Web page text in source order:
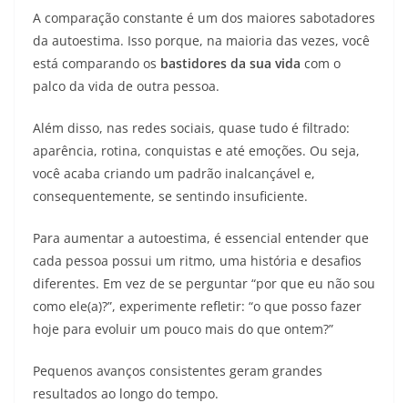
A comparação constante é um dos maiores sabotadores
da autoestima. Isso porque, na maioria das vezes, você
está comparando os bastidores da sua vida com o
palco da vida de outra pessoa.
Além disso, nas redes sociais, quase tudo é filtrado:
aparência, rotina, conquistas e até emoções. Ou seja,
você acaba criando um padrão inalcançável e,
consequentemente, se sentindo insuficiente.
Para aumentar a autoestima, é essencial entender que
cada pessoa possui um ritmo, uma história e desafios
diferentes. Em vez de se perguntar “por que eu não sou
como ele(a)?”, experimente refletir: “o que posso fazer
hoje para evoluir um pouco mais do que ontem?”
Pequenos avanços consistentes geram grandes
resultados ao longo do tempo.